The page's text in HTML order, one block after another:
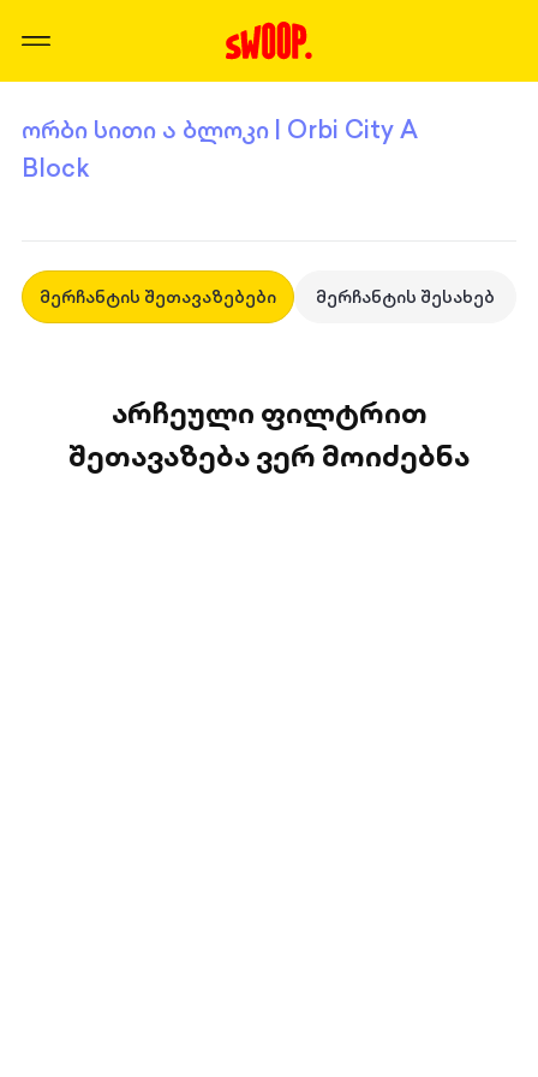
ორბი სითი ა ბლოკი | Orbi City A
Block
მერჩანტის შეთავაზებები მერჩანტის შესახებ
არჩეული ფილტრით
შეთავაზება ვერ მოიძებნა